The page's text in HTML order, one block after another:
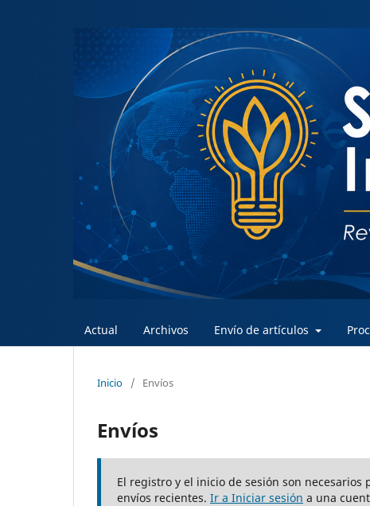
Actual Archivos Envío de artículos
Inicio / Envíos
Envíos
El registro y el inicio de sesión son
envíos recientes. Ir a Iniciar sesión a una